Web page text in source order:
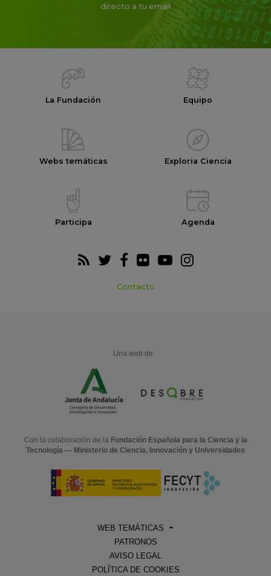
directo a tu email
La Fundación Equipo
Webs temáticas Exploria Ciencia
Participa Agenda
Contacto
Una web de:
Con la colaboración de la Fundación Española para la Ciencia y la
Tecnología — Ministerio de Ciencia, Innovación y Universidades
WEB TEMÁTICAS
PATRONOS
AVISO LEGAL
POLÍTICA DE COOKIES